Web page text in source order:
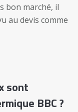
bon marché, il
au devis comme
sont
BBC ?